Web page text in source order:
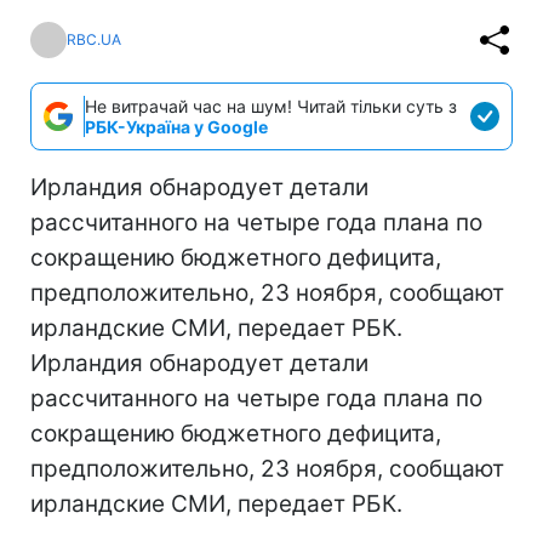
RBC.UA
Не витрачай час на шум! Читай тільки суть з
РБК-Україна у Google
Ирландия обнародует детали
рассчитанного на четыре года плана по
сокращению бюджетного дефицита,
предположительно, 23 ноября, сообщают
ирландские СМИ, передает РБК.
Ирландия обнародует детали
рассчитанного на четыре года плана по
сокращению бюджетного дефицита,
предположительно, 23 ноября, сообщают
ирландские СМИ, передает РБК.